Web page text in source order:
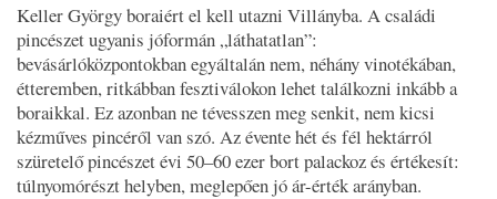
Keller György boraiért el kell utazni Villányba. A családi
pincészet ugyanis jóformán „láthatatlan”:
bevásárlóközpontokban egyáltalán nem, néhány vinotékában,
étteremben, ritkábban fesztiválokon lehet találkozni inkább a
boraikkal. Ez azonban ne tévesszen meg senkit, nem kicsi
kézműves pincéről van szó. Az évente hét és fél hektárról
szüretelő pincészet évi 50–60 ezer bort palackoz és értékesít:
túlnyomórészt helyben, meglepően jó ár-érték arányban.